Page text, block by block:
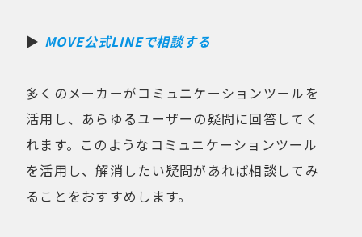
▶ MOVE公式LINEで相談する
多くのメーカーがコミュニケーションツールを
活用し、あらゆるユーザーの疑問に回答してく
れます。このようなコミュニケーションツール
を活用し、解消したい疑問があれば相談してみ
ることをおすすめします。